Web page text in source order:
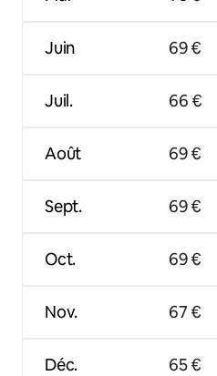
Juin
Juil.
Août
Sept.
Oct.
Nov.
Déc.
69 €
66 €
69 €
69 €
69 €
67 €
65 €